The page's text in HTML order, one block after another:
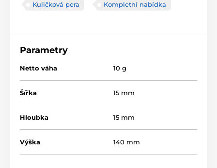
Kuličková pera Kompletní nabídka
Parametry
Netto váha 10 g
Šířka 15 mm
Hloubka 15 mm
Výška 140 mm